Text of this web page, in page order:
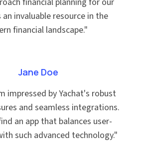
invaluable resource in the
financial landscape."
Jane Doe
impressed by Yachat's robust
and seamless integrations.
an app that balances user-
such advanced technology."